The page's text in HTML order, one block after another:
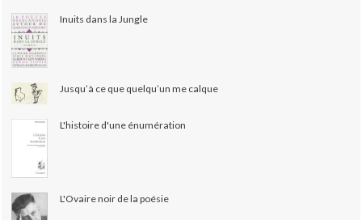
Inuits dans la Jungle
Jusqu’à ce que quelqu’un me calque
L'histoire d'une énumération
L'Ovaire noir de la poésie